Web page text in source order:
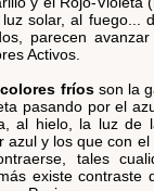
solar, al fuego...
parecen
Activos.
colores fríosson la
pasando por el
al hielo, la luz de
azul y los que con
tales
existe contraste